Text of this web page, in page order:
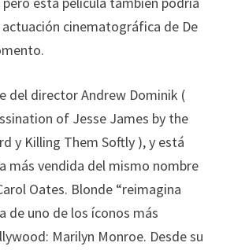
cinematográfica de De
del director Andrew Dominik (
of Jesse James by the
y Killing Them Softly ), y está
más vendida del mismo nombre
Oates. Blonde “reimagina
de uno de los íconos más
Marilyn Monroe. Desde su